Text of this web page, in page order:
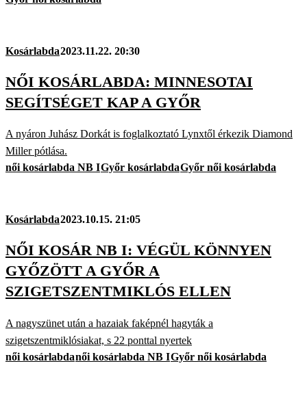
Kosárlabda2023.11.22. 20:30
NŐI KOSÁRLABDA: MINNESOTAI
SEGÍTSÉGET KAP A GYŐR
A nyáron Juhász Dorkát is foglalkoztató Lynxtől érkezik Diamond
Miller pótlása.
női kosárlabda NB IGyőr kosárlabdaGyőr női kosárlabda
Kosárlabda2023.10.15. 21:05
NŐI KOSÁR NB I: VÉGÜL KÖNNYEN
GYŐZÖTT A GYŐR A
SZIGETSZENTMIKLÓS ELLEN
A nagyszünet után a hazaiak faképnél hagyták a
szigetszentmiklósiakat, s 22 ponttal nyertek
női kosárlabdanői kosárlabda NB IGyőr női kosárlabda